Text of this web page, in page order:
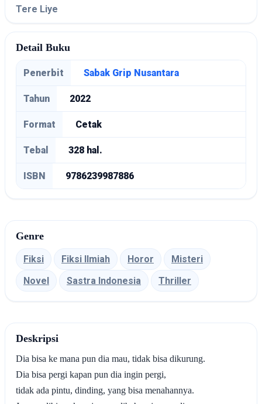
Tere Liye
Detail Buku
Penerbit Sabak Grip Nusantara
Tahun 2022
Format Cetak
Tebal 328 hal.
ISBN 9786239987886
Genre
Fiksi Fiksi Ilmiah Horor
Misteri
Novel
Sastra Indonesia Thriller
Deskripsi
Dia bisa ke mana pun dia mau, tidak bisa dikurung.
Dia bisa pergi kapan pun dia ingin pergi,
tidak ada pintu, dinding, yang bisa menahannya.